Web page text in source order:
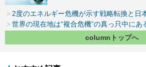
2度のエネルギー危機が示す戦略転換と日
世界の現在地は“複合危機”の真っ只中にあ
columnトップへ